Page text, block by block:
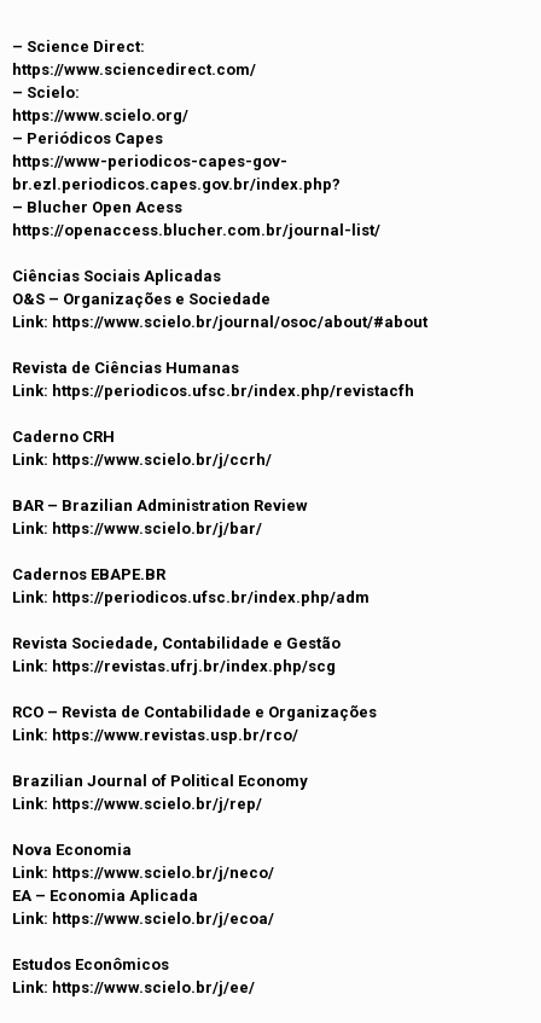
– Science Direct:
https://www.sciencedirect.com/
– Scielo:
https://www.scielo.org/
– Periódicos Capes
https://www-periodicos-capes-gov-
br.ezl.periodicos.capes.gov.br/index.php?
– Blucher Open Acess
https://openaccess.blucher.com.br/journal-list/
Ciências Sociais Aplicadas
O&S – Organizações e Sociedade
Link: https://www.scielo.br/journal/osoc/about/#about
Revista de Ciências Humanas
Link: https://periodicos.ufsc.br/index.php/revistacfh
Caderno CRH
Link: https://www.scielo.br/j/ccrh/
BAR – Brazilian Administration Review
Link: https://www.scielo.br/j/bar/
Cadernos EBAPE.BR
Link: https://periodicos.ufsc.br/index.php/adm
Revista Sociedade, Contabilidade e Gestão
Link: https://revistas.ufrj.br/index.php/scg
RCO – Revista de Contabilidade e Organizações
Link: https://www.revistas.usp.br/rco/
Brazilian Journal of Political Economy
Link: https://www.scielo.br/j/rep/
Nova Economia
Link: https://www.scielo.br/j/neco/
EA – Economia Aplicada
Link: https://www.scielo.br/j/ecoa/
Estudos Econômicos
Link: https://www.scielo.br/j/ee/